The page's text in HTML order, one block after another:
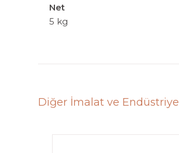
Net
5 kg
Diğer İmalat ve